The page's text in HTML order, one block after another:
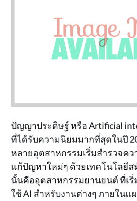
ปัญญาประดิษฐ์ หรือ Artificial
ที่ได้รับความนิยมมากที่สุดในปี
หลายอุตสาหกรรมเริ่มสำรวจคว
แก้ปัญหาใหม่ๆ ด้วยเทคโนโลยี
นั้นคืออุตสาหกรรมยานยนต์ ที่เริ่
ใช้ AI สำหรับงานต่างๆ ภายใน